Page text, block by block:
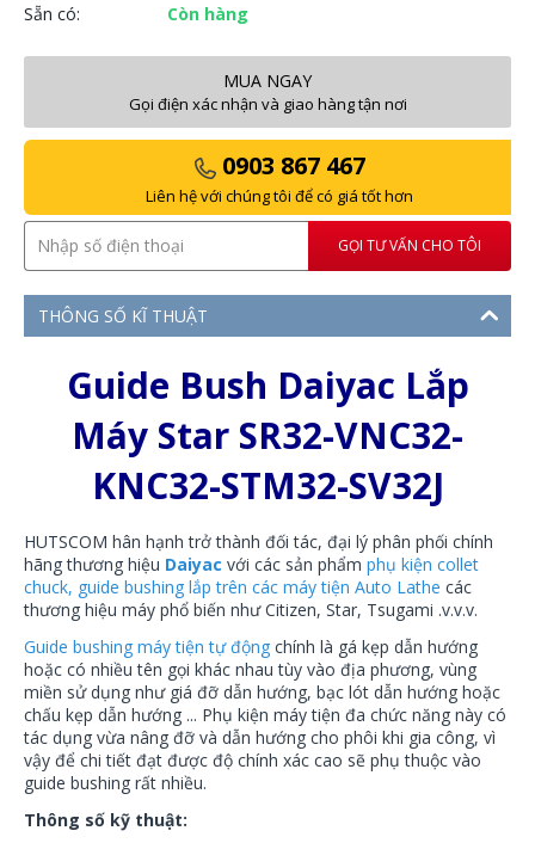
Sẵn có:
Còn hàng
MUA NGAY
Gọi điện xác nhận và giao hàng tận nơi
0903 867 467
Liên hệ với chúng tôi để có giá tốt hơn
GỌI TƯ VẤN CHO TÔI
THÔNG SỐ KĨ THUẬT
Guide Bush Daiyac Lắp
Máy Star SR32-VNC32-
KNC32-STM32-SV32J
HUTSCOM hân hạnh trở thành đối tác, đại lý phân phối chính
hãng thương hiệu Daiyac với các sản phẩm phụ kiện collet
chuck, guide bushing lắp trên các máy tiện Auto Lathe các
thương hiệu máy phổ biến như Citizen, Star, Tsugami .v.v.v.
Guide bushing máy tiện tự động chính là gá kẹp dẫn hướng
hoặc có nhiều tên gọi khác nhau tùy vào địa phương, vùng
miền sử dụng như giá đỡ dẫn hướng, bạc lót dẫn hướng hoặc
chấu kẹp dẫn hướng ... Phụ kiện máy tiện đa chức năng này có
tác dụng vừa nâng đỡ và dẫn hướng cho phôi khi gia công, vì
vậy để chi tiết đạt được độ chính xác cao sẽ phụ thuộc vào
guide bushing rất nhiều.
Thông số kỹ thuật: